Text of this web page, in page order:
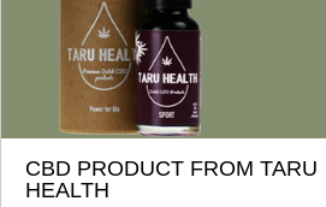
CBD PRODUCT FROM TARU
HEALTH